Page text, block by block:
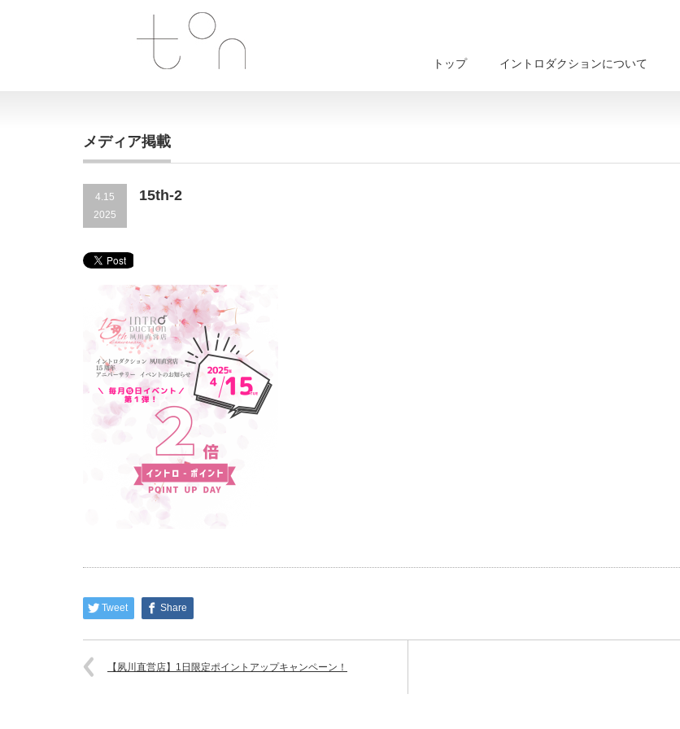
トップ イントロダクションについて
メディア掲載
4.15
2025
15th-2
Tweet Share
【夙川直営店】1日限定ポイントアップキャンペーン！